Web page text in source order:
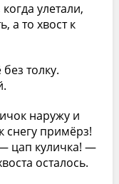
улетали,
а то хвост к
толку.
наружу и
снегу примёрз!
цап куличка! —
осталось.